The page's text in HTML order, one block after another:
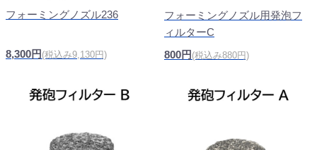
フォーミングノズル236
8,300円 (税込み9,130円)
フォーミングノズル用発泡フ
ィルターC
800円 (税込み880円)